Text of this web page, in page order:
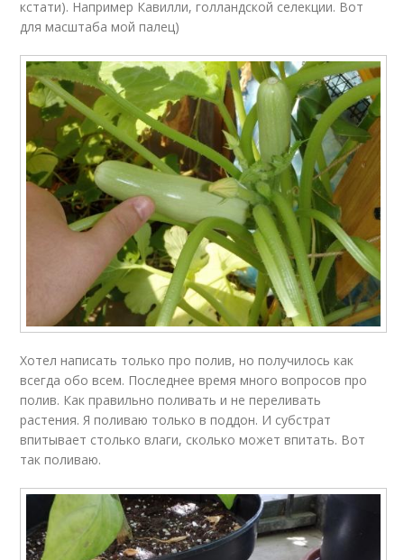
кстати). Например Кавилли, голландской селекции. Вот
для масштаба мой палец)
Хотел написать только про полив, но получилось как
всегда обо всем. Последнее время много вопросов про
полив. Как правильно поливать и не переливать
растения. Я поливаю только в поддон. И субстрат
впитывает столько влаги, сколько может впитать. Вот
так поливаю.